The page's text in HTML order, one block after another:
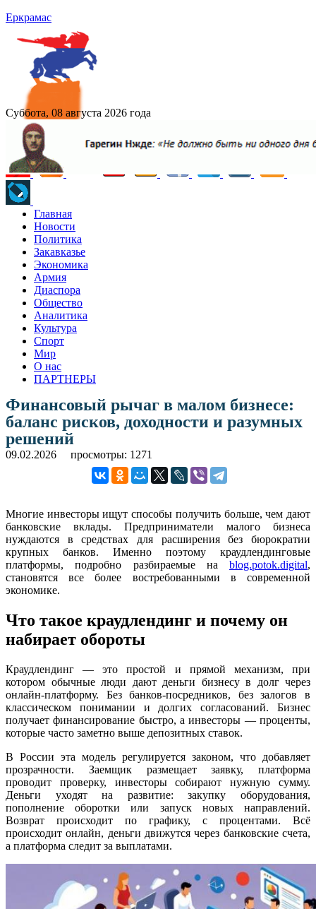
Еркрамас
Суббота, 08 августа 2026 года
Главная
Новости
Политика
Закавказье
Экономика
Армия
Диаспора
Общество
Аналитика
Культура
Спорт
Мир
О нас
ПАРТНЕРЫ
Финансовый рычаг в малом бизнесе:
баланс рисков, доходности и разумных
решений
09.02.2026 просмотры: 1271
Многие инвесторы ищут способы получить больше, чем дают
банковские вклады. Предприниматели малого бизнеса
нуждаются в средствах для расширения без бюрократии
крупных банков. Именно поэтому краудлендинговые
платформы, подробно разбираемые на blog.potok.digital,
становятся все более востребованными в современной
экономике.
Что такое краудлендинг и почему он
набирает обороты
Краудлендинг — это простой и прямой механизм, при
котором обычные люди дают деньги бизнесу в долг через
онлайн-платформу. Без банков-посредников, без залогов в
классическом понимании и долгих согласований. Бизнес
получает финансирование быстро, а инвесторы — проценты,
которые часто заметно выше депозитных ставок.
В России эта модель регулируется законом, что добавляет
прозрачности. Заемщик размещает заявку, платформа
проводит проверку, инвесторы собирают нужную сумму.
Деньги уходят на развитие: закупку оборудования,
пополнение оборотки или запуск новых направлений.
Возврат происходит по графику, с процентами. Всё
происходит онлайн, деньги движутся через банковские счета,
а платформа следит за выплатами.